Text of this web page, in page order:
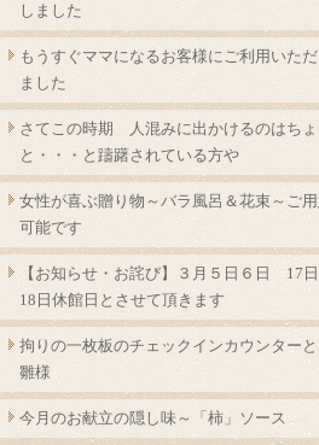
しました
もうすぐママになるお客様にご利用いただ
ました
さてこの時期 人混みに出かけるのはちょ
と・・・と躊躇されている方や
女性が喜ぶ贈り物～バラ風呂＆花束～ご
可能です
【お知らせ・お詫び】３月５日６日 17日
18日休館日とさせて頂きます
拘りの一枚板のチェックインカウンター
雛様
今月のお献立の隠し味～「柿」ソース